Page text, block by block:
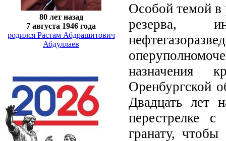
80 лет назад
7 августа 1946 года
родился Растам Абдрашитович
Абдуллаев
Особой темой в
резерва,
назначения
Оренбургской
Двадцать лет
перестрелке
гранату,